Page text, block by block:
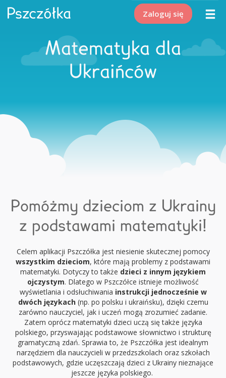
Zaloguj się
Matematyka dla
Ukraińców
Pomóżmy dzieciom z Ukrainy
z podstawami matematyki!
Celem aplikacji Pszczółka jest niesienie skutecznej pomocy
wszystkim dzieciom, które mają problemy z podstawami
matematyki. Dotyczy to także dzieci z innym językiem
ojczystym. Dlatego w Pszczółce istnieje możliwość
wyświetlania i odsłuchiwania instrukcji jednocześnie w
dwóch językach(np. po polsku i ukraińsku), dzięki czemu
zarówno nauczyciel, jak i uczeń mogą zrozumieć zadanie.
Zatem oprócz matematyki dzieci uczą się także języka
polskiego, przyswajając podstawowe słownictwo i strukturę
gramatyczną zdań. Sprawia to, że Pszczółka jest idealnym
narzędziem dla nauczycieli w przedzszkolach oraz szkołach
podstawowych, gdzie uczęszczają dzieci z Ukrainy nieznające
jeszcze języka polskiego.